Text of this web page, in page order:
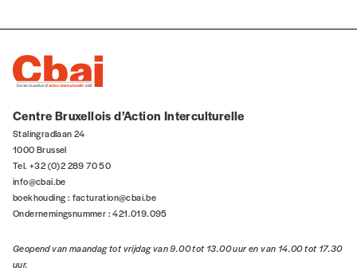
Centre Bruxellois d’Action Interculturelle
Stalingradlaan 24
1000 Brussel
Tel. +32 (0)2 289 70 50
info@cbai.be
boekhouding : facturation@cbai.be
Ondernemingsnummer : 421.019.095
Geopend van maandag tot vrijdag van 9.00 tot 13.00 uur en van 14.00 tot 17.30
uur.